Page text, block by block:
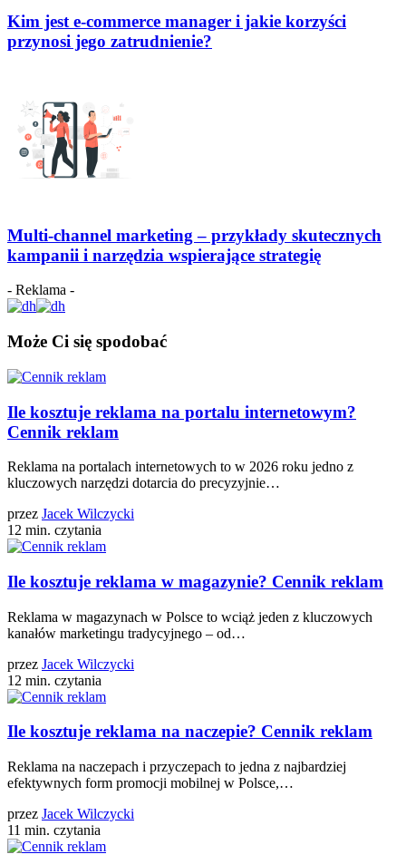
Kim jest e-commerce manager i jakie korzyści
przynosi jego zatrudnienie?
Multi-channel marketing – przykłady skutecznych
kampanii i narzędzia wspierające strategię
- Reklama -
Może Ci się spodobać
Ile kosztuje reklama na portalu internetowym?
Cennik reklam
Reklama na portalach internetowych to w 2026 roku jedno z
kluczowych narzędzi dotarcia do precyzyjnie…
przez Jacek Wilczycki
12 min. czytania
Ile kosztuje reklama w magazynie? Cennik reklam
Reklama w magazynach w Polsce to wciąż jeden z kluczowych
kanałów marketingu tradycyjnego – od…
przez Jacek Wilczycki
12 min. czytania
Ile kosztuje reklama na naczepie? Cennik reklam
Reklama na naczepach i przyczepach to jedna z najbardziej
efektywnych form promocji mobilnej w Polsce,…
przez Jacek Wilczycki
11 min. czytania